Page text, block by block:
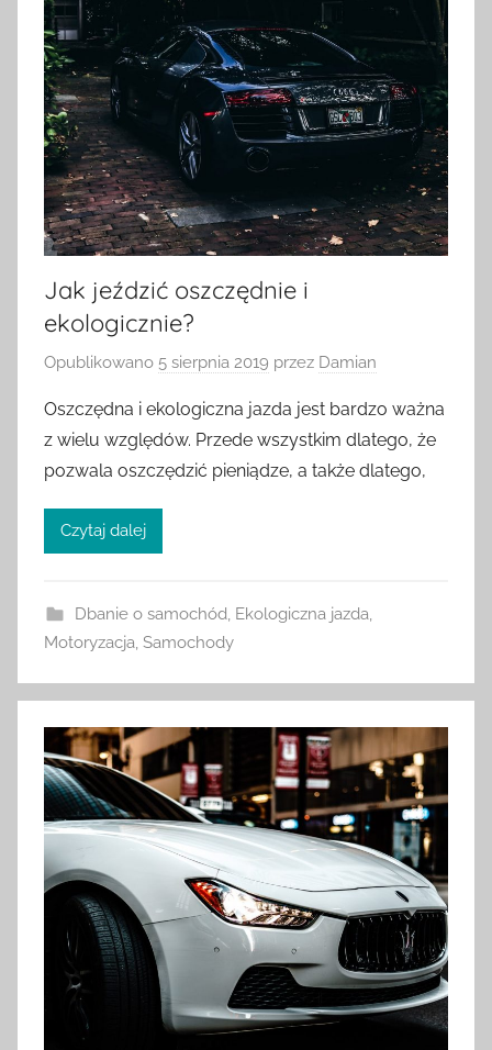
Jak jeździć oszczędnie i
ekologicznie?
Opublikowano 5 sierpnia 2019 przez Damian
Oszczędna i ekologiczna jazda jest bardzo ważna
z wielu względów. Przede wszystkim dlatego, że
pozwala oszczędzić pieniądze, a także dlatego,
Czytaj dalej
Dbanie o samochód Ekologiczna jazda
Motoryzacja Samochody